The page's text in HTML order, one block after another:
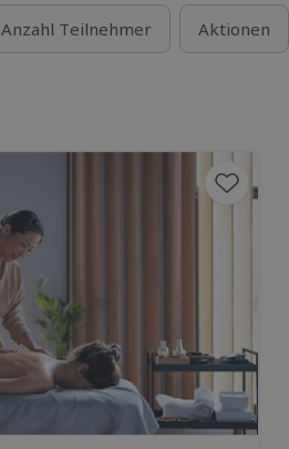
Anzahl Teilnehmer Aktionen